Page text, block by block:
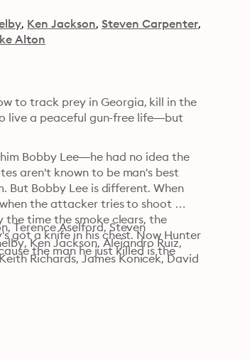
Ken Jackson Steven Carpenter
Alton
to track prey in Georgia, kill in the
live a peaceful gun-free life—but
Bobby Lee—he had no idea the
aren't known to be man's best
But Bobby Lee is different. When
the attacker tries to shoot
time the smoke clears, the
got a knife in his chest. Now Hunter
the man he just killed is the
Terence Aselford, Steven
Ken Jackson, Alejandro Ruiz,
Richards, James Konicek, David